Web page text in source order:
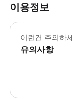
이용정보
이런건 주의하
유의사항